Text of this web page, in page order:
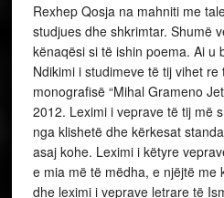
Rexhep Qosja na mahniti me
studjues dhe shkrimtar. Shumë
kënaqësi si të ishin poema. Ai u
Ndikimi i studimeve të tij vihet
monografisë “Mihal Grameno
2012. Leximi i veprave të tij më
nga klishetë dhe kërkesat
asaj kohe. Leximi i këtyre
e mia më të mëdha, e njëjtë me
dhe leximi i veprave letrare të